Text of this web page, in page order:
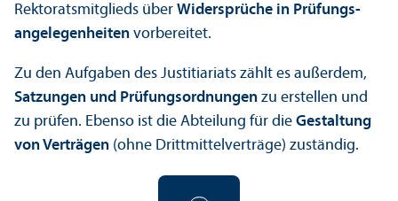
Rektorats­mitglieds über Widersprüche in Prüfungs­
angelegenheiten vorbereitet.
Zu den Aufgaben des Justitiariats zählt es außerdem,
Satzungen und Prüfungs­ordnungen zu erstellen und
zu prüfen. Ebenso ist die Abteilung für die Gestaltung
von Verträgen (ohne Drittmittelverträge) zuständig.